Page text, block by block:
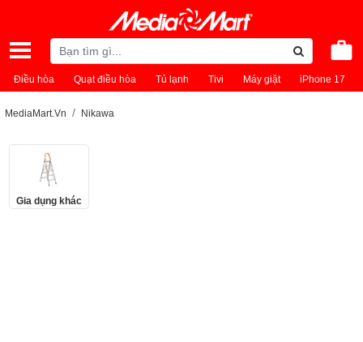
Điều hòa Quạt điều hòa Tủ lạnh Tivi Máy giặt iPhone 17
MediaMart.Vn Nikawa
Gia dụng khác